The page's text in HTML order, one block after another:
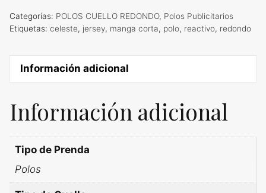
Categorías: POLOS CUELLO REDONDO, Polos Publicitarios
Etiquetas: celeste, jersey, manga corta, polo, reactivo, redondo
Información adicional
Información adicional
Tipo de Prenda
Polos